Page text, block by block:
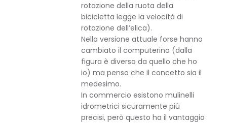
rotazione della ruota della
bicicletta legge la velocità di
rotazione dell’elica).
Nella versione attuale forse hanno
cambiato il computerino (dalla
figura è diverso da quello che ho
io) ma penso che il concetto sia il
medesimo.
In commercio esistono mulinelli
idrometrici sicuramente più
precisi, però questo ha il vantaggio